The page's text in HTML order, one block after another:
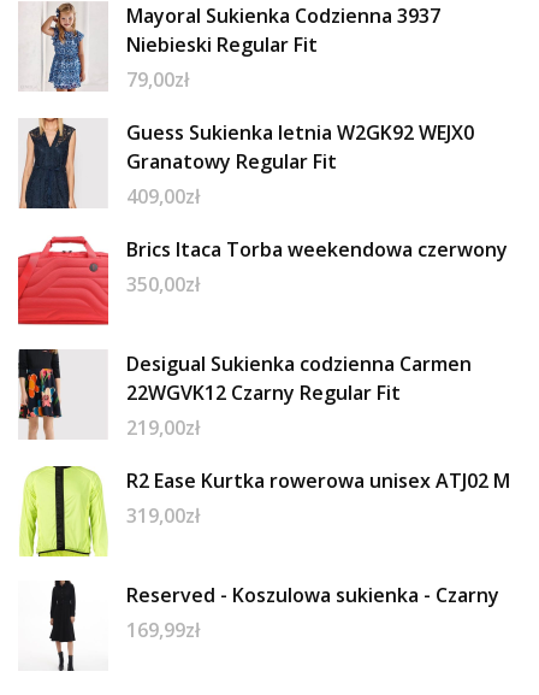
Mayoral Sukienka Codzienna 3937
Niebieski Regular Fit
79,00zł
Guess Sukienka letnia W2GK92 WEJX0
Granatowy Regular Fit
409,00zł
Brics Itaca Torba weekendowa czerwony
350,00zł
Desigual Sukienka codzienna Carmen
22WGVK12 Czarny Regular Fit
219,00zł
R2 Ease Kurtka rowerowa unisex ATJ02 M
319,00zł
Reserved - Koszulowa sukienka - Czarny
169,99zł